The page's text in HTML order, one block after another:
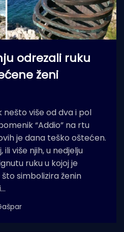
odrezali ruku
ženi
nešto više od dva i pol
“Addio” na rtu
je dana teško oštećen.
više njih, u nedjelju
ruku u kojoj je
simbolizira ženin